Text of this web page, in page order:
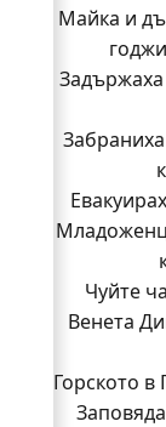
Майка и
Чуйте
Венета
Горското в